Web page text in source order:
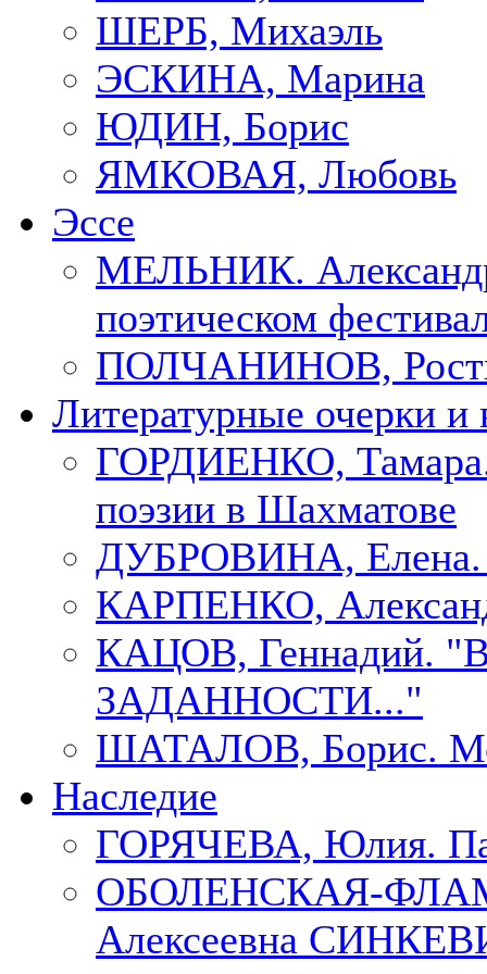
ШЕРБ, Михаэль
ЭСКИНА, Марина
ЮДИН, Борис
ЯМКОВАЯ, Любовь
Эссе
МЕЛЬНИК.
поэтическом
ПОЛЧАНИНОВ,
Литературные очерки и
ГОРДИЕНКО, Тамара.
поэзии в Шахматове
ДУБРОВИНА,
КАРПЕНКО,
КАЦОВ, Геннадий.
ЗАДАННОСТИ..."
ШАТАЛОВ, Борис.
Наследие
ГОРЯЧЕВА, Юлия.
ОБОЛЕНСКАЯ-ФЛАМ,
Алексеевна